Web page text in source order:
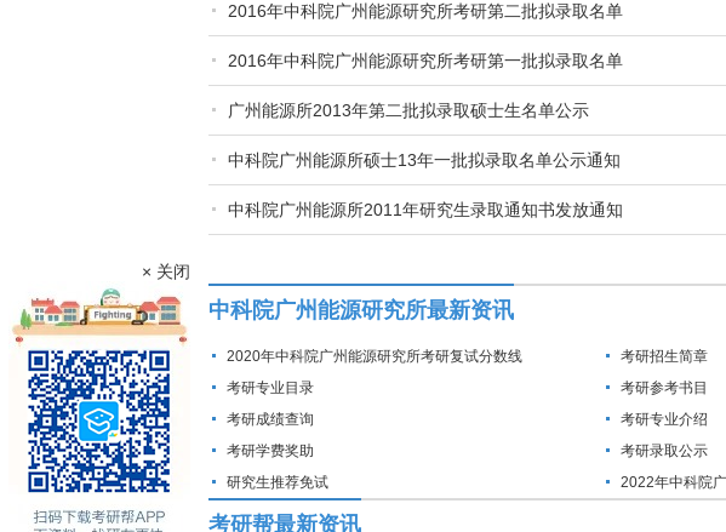
2016年中科院广州能源研究所考研第二批拟录取名单
2016年中科院广州能源研究所考研第一批拟录取名单
广州能源所2013年第二批拟录取硕士生名单公示
中科院广州能源所硕士13年一批拟录取名单公示通知
中科院广州能源所2011年研究生录取通知书发放通知
中科院广州能源研究所最新资讯
2020年中科院广州能源研究所考研复试分数线
考研招生简章
考研专业目录
考研参考书目
考研成绩查询
考研专业介绍
考研学费奖助
考研录取公示
研究生推荐免试
2022年中科院
考研帮最新资讯
× 关闭